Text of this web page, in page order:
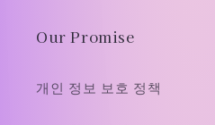
Our Promise
개인 정보 보호 정책